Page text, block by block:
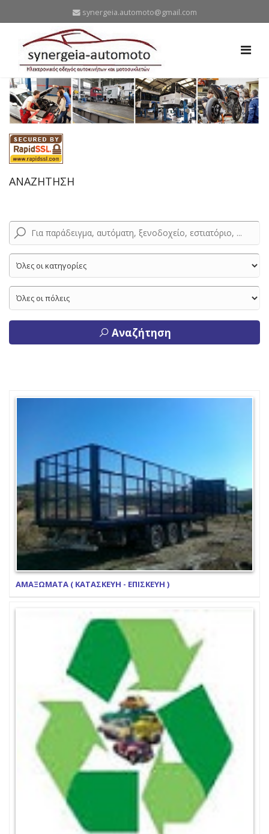
synergeia.automoto@gmail.com
ΑΝΑΖΗΤΗΣΗ
Αναζήτηση
ΑΜΑΞΩΜΑΤΑ ( ΚΑΤΑΣΚΕΥΗ - ΕΠΙΣΚΕΥΗ )